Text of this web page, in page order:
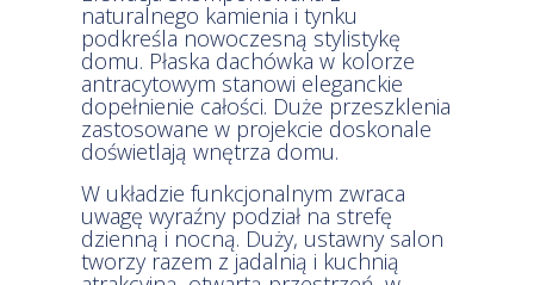
naturalnego kamienia i tynku
podkreśla nowoczesną stylistykę
domu. Płaska dachówka w kolorze
antracytowym stanowi eleganckie
dopełnienie całości. Duże przeszklenia
zastosowane w projekcie doskonale
doświetlają wnętrza domu.
W układzie funkcjonalnym zwraca
uwagę wyraźny podział na strefę
dzienną i nocną. Duży, ustawny salon
tworzy razem z jadalnią i kuchnią